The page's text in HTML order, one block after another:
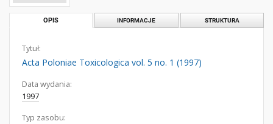
OPIS INFORMACJE STRUKTURA
Tytuł:
Acta Poloniae Toxicologica vol. 5 no. 1 (1997)
Data wydania:
1997
Typ zasobu: